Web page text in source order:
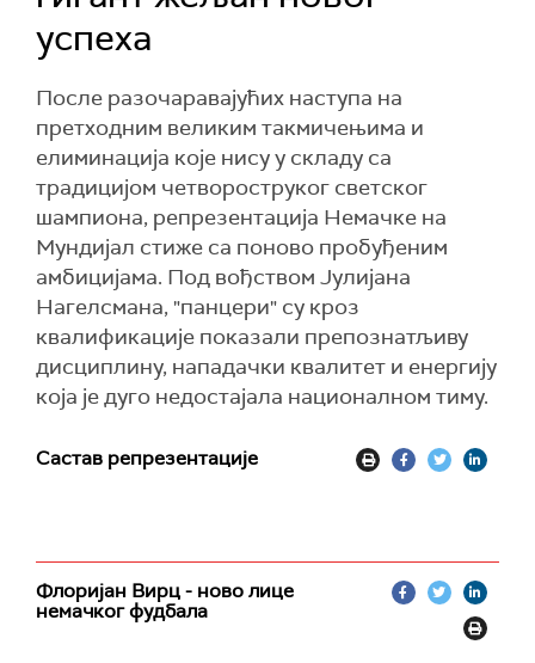
успеха
После разочаравајућих наступа на
претходним великим такмичењима и
елиминација које нису у складу са
традицијом четвороструког светског
шампиона, репрезентација Немачке на
Мундијал стиже са поново пробуђеним
амбицијама. Под вођством Јулијана
Нагелсмана, "панцери" су кроз
квалификације показали препознатљиву
дисциплину, нападачки квалитет и енергију
која је дуго недостајала националном тиму.
Састав репрезентације
Флоријан Вирц - ново лице
немачког фудбала